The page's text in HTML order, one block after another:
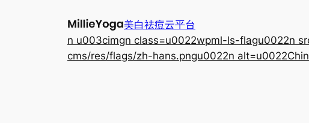
美白祛痘云平台
n u003cimgn class=u0022wpml-ls-flagu0022n
cms/res/flags/zh-hans.pngu0022n